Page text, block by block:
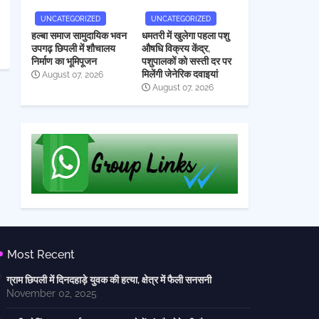
UNCATEGORIZED
हल्बा समाज सामुदायिक भवन
उपगढ़ छिपली में शौचालय
निर्माण का भूमिपूजन
August 07, 2026
UNCATEGORIZED
धमतरी में खुलेगा पहला पशु
औषधि विक्रय केंद्र,
पशुपालकों को सस्ती दर पर
मिलेंगी जेनेरिक दवाइयां
August 07, 2026
Most Recent
ग्राम छिपली में दिनदहाड़े युवक की हत्या, क्षेत्र में फैली सनसनी
November 02, 2025